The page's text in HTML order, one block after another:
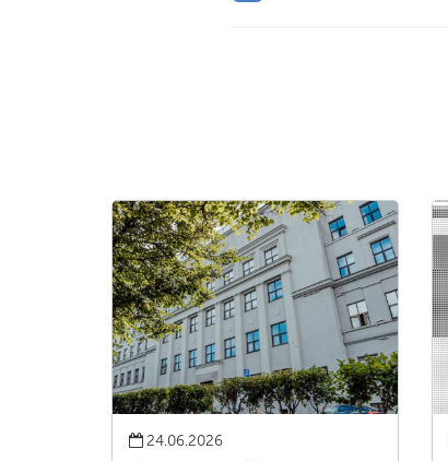
24.06.2026